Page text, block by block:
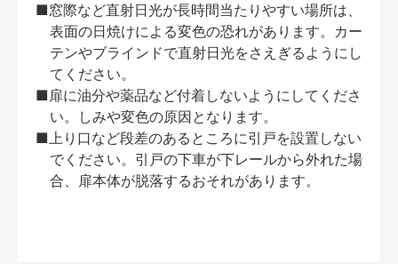
■窓際など直射日光が長時間当たりやすい場所は、
表面の日焼けによる変色の恐れがあります。カー
テンやブラインドで直射日光をさえぎるようにし
てください。
■扉に油分や薬品など付着しないようにしてくださ
い。しみや変色の原因となります。
■上り口など段差のあるところに引戸を設置しない
でください。引戸の下車が下レールから外れた場
合、扉本体が脱落するおそれがあります。